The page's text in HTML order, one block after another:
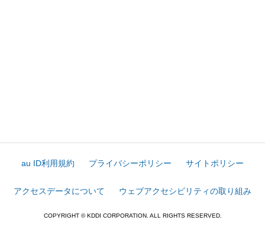
au ID利用規約 プライバシーポリシー サイトポリシー
アクセスデータについて ウェブアクセシビリティの取り組み
COPYRIGHT © KDDI CORPORATION. ALL RIGHTS RESERVED.